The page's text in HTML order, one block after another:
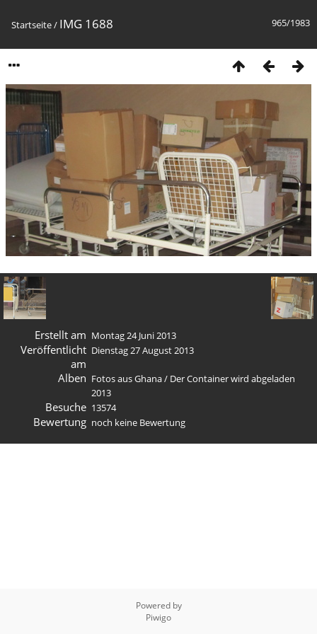
965/1983
Startseite/ IMG 1688
Erstellt am Montag 24 Juni 2013
Veröffentlicht
am
Dienstag 27 August 2013
Alben Fotos aus Ghana/ Der Container wird abgeladen
2013
Besuche 13574
Bewertung noch keine Bewertung
Powered by
Piwigo